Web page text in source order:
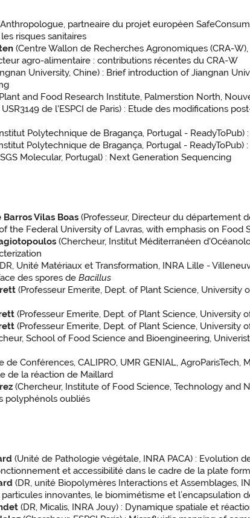
partneaire du projet européen
risques sanitaires
(Centre Wallon de Recherches Agronomiques (CRA-
agro-alimentaire : contributions récentes du CRA-W
University, Chine) : Brief introduction of Jiangnan
and Food Research Institute, Palmerstion North,
USR3149 de l'ESPCI de Paris) : Etude des modifications
Polytechnique de Bragança, Portugal - ReadyToPub)
Polytechnique de Bragança, Portugal -
Molecular, Portugal) : Next Generation Sequencing
Barros Vilas Boas (Professeur, Directeur du département
the Federal University of Lavras, with emphasis on Food
(Chercheur, Institut Méditerranéen
Unité Matériaux et Transformation, INRA Lille -
des spores deBacillus
(Professeur Emerite, Dept. of Plant Science,
(Professeur Emerite, Dept. of Plant Science, University
(Professeur Emerite, Dept. of Plant Science, University
School of Food Science and Bioengineering,
de Conférences, CALIPRO, UMR GENIAL,
de la réaction de Maillard
(Chercheur, Institute of Food Science, Technology and
polyphénols oubliés
(Unité de Pathologie végétale, INRA PACA) : Evolution
et accessibilité dans le cadre de la plate
(DR, unité Biopolymères Interactions et Assemblages,
innovantes, le biomimétisme et l’encapsulation
(DR, Micalis, INRA Jouy) : Dynamique spatiale et